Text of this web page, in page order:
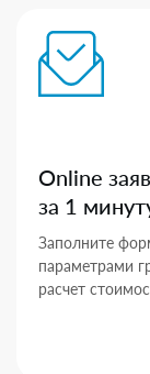
Online
за 1
Заполните
параметрами
расчет